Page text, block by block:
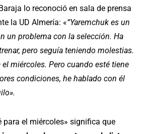
lo reconoció en sala de prensa
la UD Almería: «“Yaremchuk es un
un problema con la selección. Ha
pero seguía teniendo molestias.
el miércoles. Pero cuando esté tiene
condiciones, he hablado con él
para el miércoles» significa que